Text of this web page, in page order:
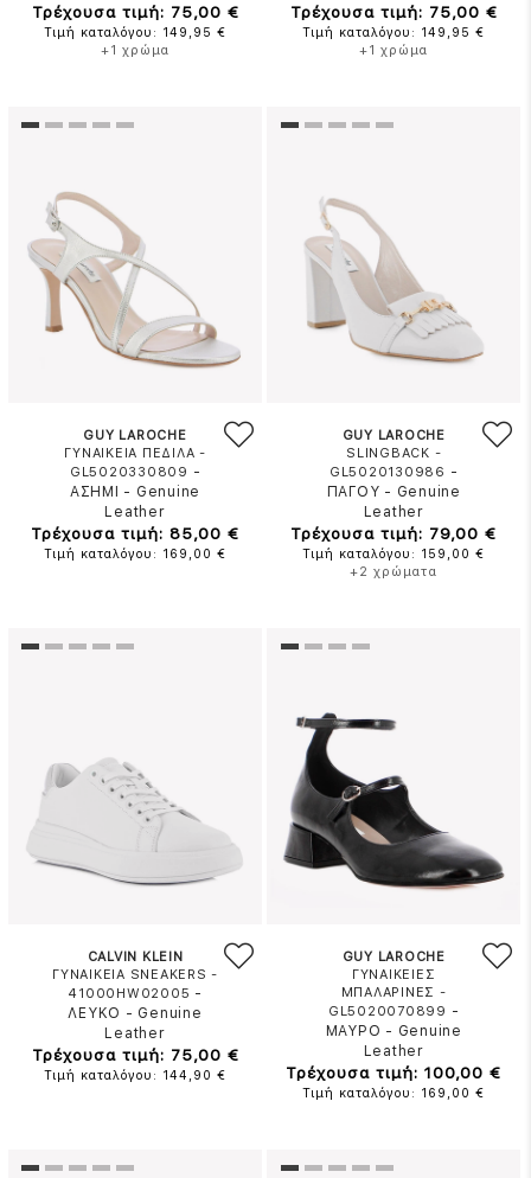
Τρέχουσα τιμή: 75,00 €
Τιμή καταλόγου: 149,95 €
+1 χρώμα
Τρέχουσα τιμή: 75,00 €
Τιμή καταλόγου: 149,95 €
+1 χρώμα
GUY LAROCHE
ΓΥΝΑΙΚΕΙΑ ΠΕΔΙΛΑ -
GL5020330809 -
ΑΣΗΜΙ
- Genuine
Leather
Τρέχουσα τιμή: 85,00 €
Τιμή καταλόγου: 169,00 €
GUY LAROCHE
SLINGBACK -
GL5020130986 -
ΠΑΓΟΥ - Genuine
Leather
Τρέχουσα τιμή: 79,00 €
Τιμή καταλόγου: 159,00 €
+2 χρώματα
CALVIN KLEIN
ΓΥΝΑΙΚΕΙΑ SNEAKERS -
41000HW02005 -
ΛΕΥΚΟ - Genuine
Leather
Τρέχουσα τιμή: 75,00 €
Τιμή καταλόγου: 144,90 €
GUY LAROCHE
ΓΥΝΑΙΚΕΙΕΣ
ΜΠΑΛΑΡΙΝΕΣ -
GL5020070899 -
ΜΑΥΡΟ - Genuine
Leather
Τρέχουσα τιμή: 100,00 €
Τιμή καταλόγου: 169,00 €